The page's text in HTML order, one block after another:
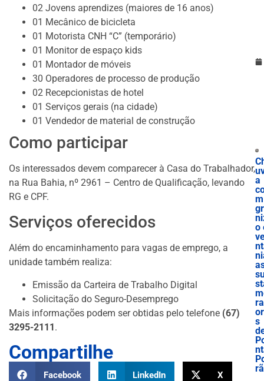
02 Jovens aprendizes (maiores de 16 anos)
01 Mecânico de bicicleta
01 Motorista CNH “C” (temporário)
01 Monitor de espaço kids
01 Montador de móveis
30 Operadores de processo de produção
02 Recepcionistas de hotel
01 Serviços gerais (na cidade)
01 Vendedor de material de construção
Como participar
Os interessados devem comparecer à Casa do Trabalhador,
na Rua Bahia, nº 2961 – Centro de Qualificação, levando
RG e CPF.
Serviços oferecidos
Além do encaminhamento para vagas de emprego, a
unidade também realiza:
Emissão da Carteira de Trabalho Digital
Solicitação do Seguro-Desemprego
Mais informações podem ser obtidas pelo telefone (67)
3295-2111.
Compartilhe
Facebook LinkedIn X
a
m
o
s
rã